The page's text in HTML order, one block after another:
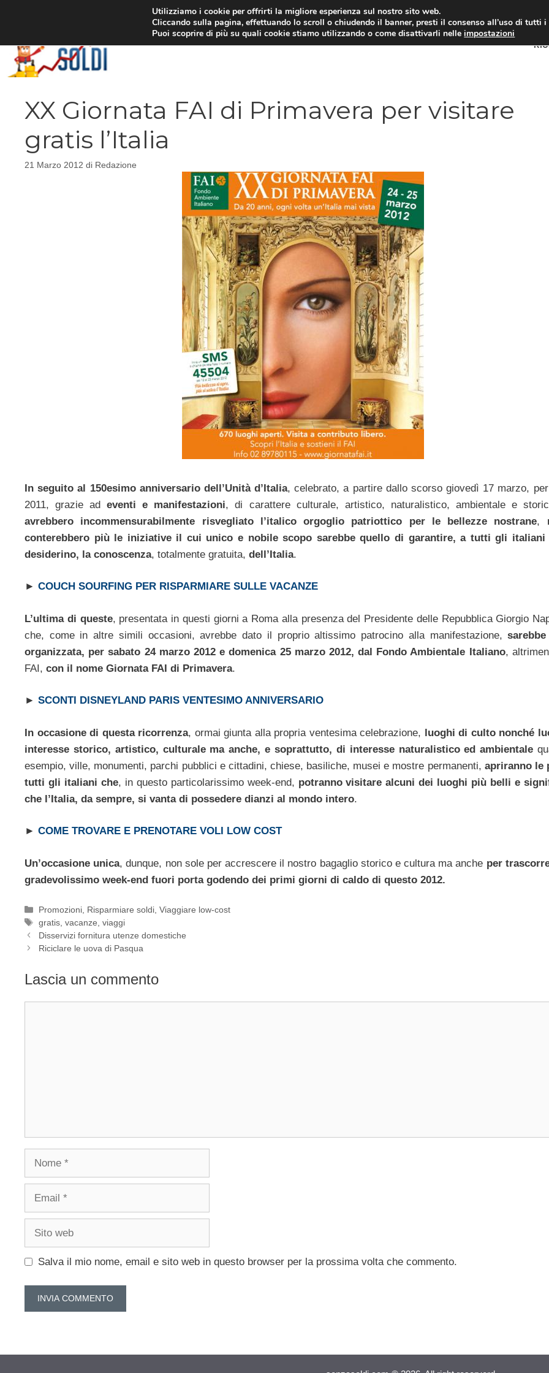
XX Giornata FAI di Primavera per visitare
gratis l’Italia
21 Marzo 2012 di Redazione
In seguito al 150esimo anniversario dell’Unità d’Italia, celebrato, a partire dallo scorso giovedì 17 marzo,
2011, grazie ad eventi e manifestazioni, di carattere culturale, artistico, naturalistico, ambientale e
avrebbero incommensurabilmente risvegliato l’italico orgoglio patriottico per le bellezze nostrane,
conterebbero più le iniziative il cui unico e nobile scopo sarebbe quello di garantire, a tutti gli italiani
desiderino, la conoscenza, totalmente gratuita, dell’Italia.
► COUCH SOURFING PER RISPARMIARE SULLE VACANZE
L’ultima di queste, presentata in questi giorni a Roma alla presenza del Presidente delle Repubblica Giorgio
che, come in altre simili occasioni, avrebbe dato il proprio altissimo patrocino alla manifestazione,
organizzata, per sabato 24 marzo 2012 e domenica 25 marzo 2012, dal Fondo Ambientale Italiano,
FAI, con il nome Giornata FAI di Primavera.
► SCONTI DISNEYLAND PARIS VENTESIMO ANNIVERSARIO
In occasione di questa ricorrenza, ormai giunta alla propria ventesima celebrazione, luoghi di culto nonché
interesse storico, artistico, culturale ma anche, e soprattutto, di interesse naturalistico ed ambientale
esempio, ville, monumenti, parchi pubblici e cittadini, chiese, basiliche, musei e mostre permanenti, apriranno le
tutti gli italiani che, in questo particolarissimo week-end, potranno visitare alcuni dei luoghi più belli e
che l’Italia, da sempre, si vanta di possedere dianzi al mondo intero.
► COME TROVARE E PRENOTARE VOLI LOW COST
Un’occasione unica, dunque, non sole per accrescere il nostro bagaglio storico e cultura ma anche per
gradevolissimo week-end fuori porta godendo dei primi giorni di caldo di questo 2012.
Categorie
Promozioni Risparmiare soldi ,Viaggiare low-cost
Tag
gratis ,vacanze ,viaggi
Disservizi fornitura utenze domestiche
Riciclare le uova di Pasqua
Lascia un commento
Salva il mio nome, email e sito web in questo browser per la prossima volta che commento.
Utilizziamo i cookie per offrirti la migliore esperienza sul nostro sito web.
Cliccando sulla pagina, effettuando lo scroll o chiudendo il banner, presti il consenso all’uso di tutti i
Puoi scoprire di più su quali cookie stiamo utilizzando o come disattivarli nelleimpostazioni